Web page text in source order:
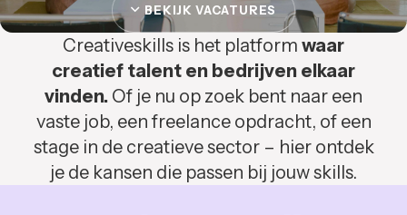
BEKIJK VACATURES
Creativeskills is het platform waar
creatief talent en bedrijven elkaar
vinden. Of je nu op zoek bent naar een
vaste job, een freelance opdracht, of een
stage in de creatieve sector – hier ontdek
je de kansen die passen bij jouw skills.